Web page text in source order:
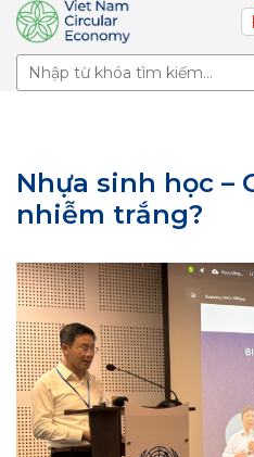
Nhựa sinh học –
nhiễm trắng?